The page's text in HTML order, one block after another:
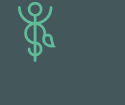
logo